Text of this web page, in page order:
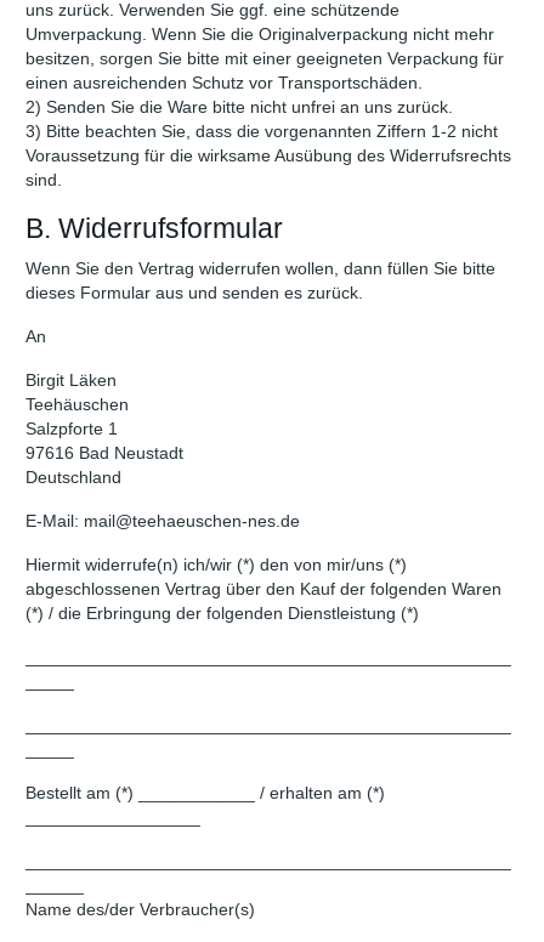
uns zurück. Verwenden Sie ggf. eine schützende
Umverpackung. Wenn Sie die Originalverpackung nicht mehr
besitzen, sorgen Sie bitte mit einer geeigneten Verpackung für
einen ausreichenden Schutz vor Transportschäden.
2) Senden Sie die Ware bitte nicht unfrei an uns zurück.
3) Bitte beachten Sie, dass die vorgenannten Ziffern 1-2 nicht
Voraussetzung für die wirksame Ausübung des Widerrufsrechts
sind.
B. Widerrufsformular
Wenn Sie den Vertrag widerrufen wollen, dann füllen Sie bitte
dieses Formular aus und senden es zurück.
An
Birgit Läken
Teehäuschen
Salzpforte 1
97616 Bad Neustadt
Deutschland
E-Mail: mail@teehaeuschen-nes.de
Hiermit widerrufe(n) ich/wir (*) den von mir/uns (*)
abgeschlossenen Vertrag über den Kauf der folgenden Waren
(*) / die Erbringung der folgenden Dienstleistung (*)
Bestellt am (*) ____________ / erhalten am (*)
Name des/der Verbraucher(s)